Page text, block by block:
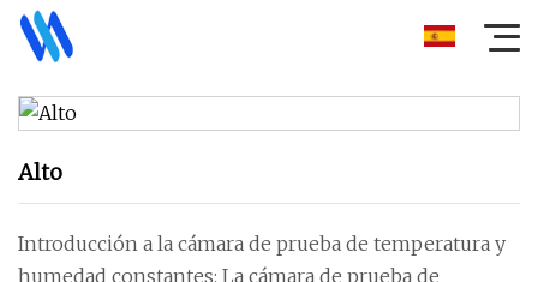
Alto
Introducción a la cámara de prueba de temperatura y
humedad constantes: La cámara de prueba de